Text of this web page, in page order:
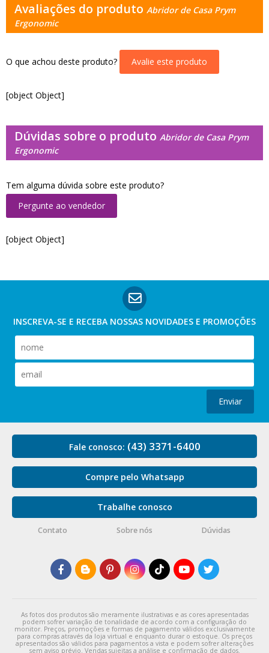
Avaliações do produto Abridor de Casa Prym
Ergonomic
O que achou deste produto? Avalie este produto
[object Object]
Dúvidas sobre o produto Abridor de Casa Prym
Ergonomic
Tem alguma dúvida sobre este produto?
Pergunte ao vendedor
[object Object]
INSCREVA-SE E RECEBA NOSSAS NOVIDADES E PROMOÇÕES
Enviar
Fale conosco: (43) 3371-6400
Compre pelo Whatsapp
Trabalhe conosco
Contato Sobre nós Dúvidas
As fotos dos produtos são meramente ilustrativas e as cores apresentadas
podem sofrer variação de tonalidade de acordo com a configuração do
monitor. Preços, promoções e formas de pagamento válidos exclusivamente
para compras através da loja virtual e enquanto durar o estoque. Os preços
apresentados são válidos para pagamentos a vista e podem sofrer alterações
sem aviso prévio. Vendas sujeitas a análise e confirmação de dados.